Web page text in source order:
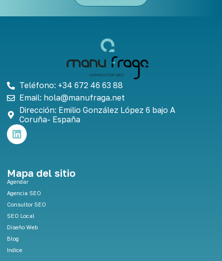
Teléfono: +34 672 46 63 88
Email: hola@manufraga.net
Dirección: Emilio González López 6 bajo A
Coruña- España
L
i
e
d
n
Mapa del sitio
Agendar
Agencia SEO
Consultor SEO
SEO Local
Diseño Web
Blog
Indice